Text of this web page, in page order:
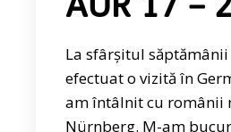
AUR 17 –
La sfârșitul
efectuat o vizită în
am întâlnit cu românii
Nürnberg. M-am